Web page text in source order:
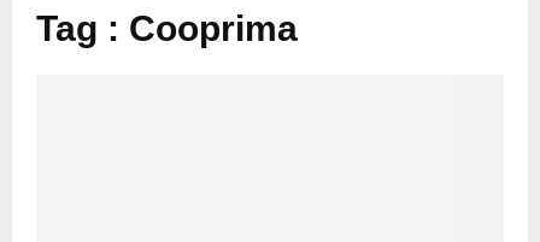
Tag : Cooprima